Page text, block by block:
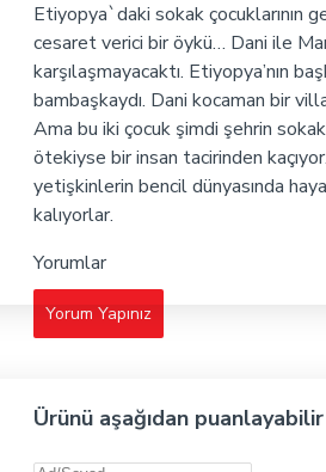
Etiyopya`daki sokak çocuklarının
cesaret verici bir öykü… Dani ile
karşılaşmayacaktı. Etiyopya’nın
bambaşkaydı. Dani kocaman bir
Ama bu iki çocuk şimdi şehrin
ötekiyse bir insan tacirinden
yetişkinlerin bencil dünyasında
kalıyorlar.
Yorumlar
Yorum Yapınız
Ürünü aşağıdan